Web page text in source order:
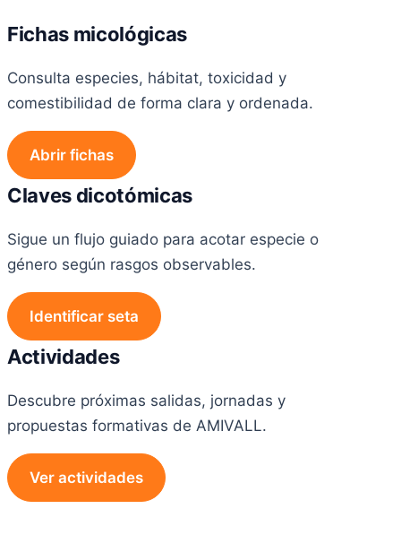
Fichas micológicas
Consulta especies, hábitat, toxicidad y
comestibilidad de forma clara y ordenada.
Abrir fichas
Claves dicotómicas
Sigue un flujo guiado para acotar especie o
género según rasgos observables.
Identificar seta
Actividades
Descubre próximas salidas, jornadas y
propuestas formativas de AMIVALL.
Ver actividades